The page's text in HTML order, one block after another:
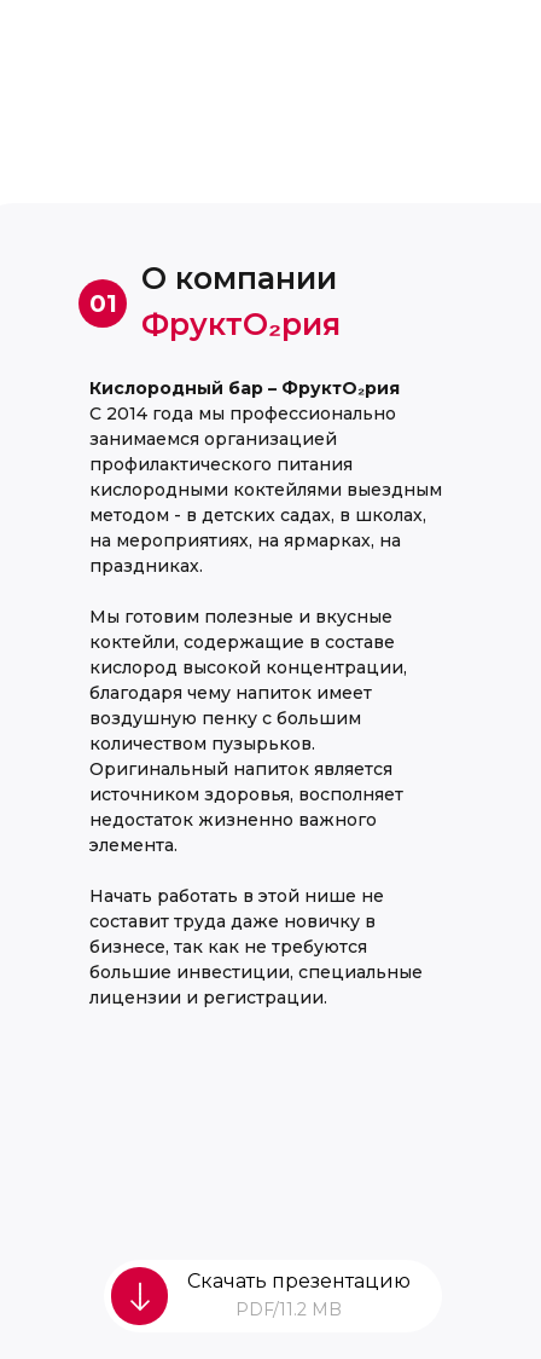
О компании
ФруктО₂рия
Кислородный бар – ФруктО₂рия
С 2014 года мы профессионально
занимаемся организацией
профилактического питания
кислородными коктейлями выездным
методом - в детских садах, в школах,
на мероприятиях, на ярмарках, на
праздниках.
Мы готовим полезные и вкусные
коктейли, содержащие в составе
кислород высокой концентрации,
благодаря чему напиток имеет
воздушную пенку с большим
количеством пузырьков.
Оригинальный напиток является
источником здоровья, восполняет
недостаток жизненно важного
элемента.
Начать работать в этой нише не
составит труда даже новичку в
бизнесе, так как не требуются
большие инвестиции, специальные
лицензии и регистрации.
01
PDF/11.2 MB
Скачать презентацию